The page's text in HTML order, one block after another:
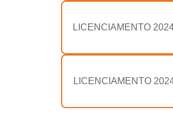
LICENCIAMENTO
LICENCIAMENTO